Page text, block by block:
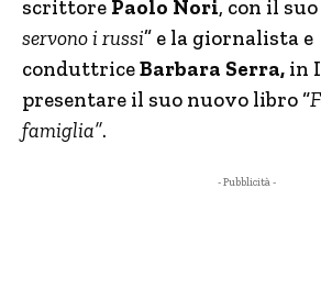
scrittore Paolo Nori, con il
servono i russi” e la giornalista e
conduttriceBarbara Serra, in
presentare il suo nuovo libro “
famiglia”.
- Pubblicità -